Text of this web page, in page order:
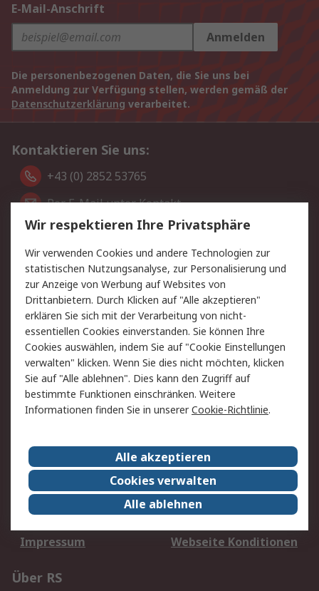
E-Mail-Anschrift
Anmelden
Die personenbezogenen Daten, die Sie uns bei
Anmeldung zur Verfügung stellen, werden gemäß der
Datenschutzerklärung verarbeitet.
Kontaktieren Sie uns:
+43 (0) 2852 53765
Per E-Mail unter Kontakt
Sie finden uns auch auf:
Wir akzeptieren:
Service
Value Added Services
Lieferlösungen
Rücksendung/Entsorgung Kontakt
Rechtliches
RS Verkaufs- und
Lieferbedingungen
Datenschutz
Impressum
Webseite Konditionen
Über RS
Wir respektieren Ihre Privatsphäre
Wir verwenden Cookies und andere Technologien zur
statistischen Nutzungsanalyse, zur Personalisierung und
zur Anzeige von Werbung auf Websites von
Drittanbietern. Durch Klicken auf "Alle akzeptieren"
erklären Sie sich mit der Verarbeitung von nicht-
essentiellen Cookies einverstanden. Sie können Ihre
Cookies auswählen, indem Sie auf "Cookie Einstellungen
verwalten" klicken. Wenn Sie dies nicht möchten, klicken
Sie auf "Alle ablehnen". Dies kann den Zugriff auf
bestimmte Funktionen einschränken. Weitere
Informationen finden Sie in unsererCookie-Richtlinie.
Alle akzeptieren
Cookies verwalten
Alle ablehnen